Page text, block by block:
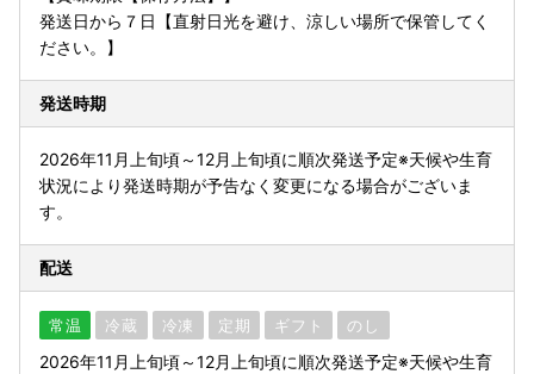
発送日から７日【直射日光を避け、涼しい場所で保管してく
ださい。】
発送時期
2026年11月上旬頃～12月上旬頃に順次発送予定※天候や生育
状況により発送時期が予告なく変更になる場合がございま
す。
配送
常温 冷蔵 冷凍 定期 ギフト のし
2026年11月上旬頃～12月上旬頃に順次発送予定※天候や生育